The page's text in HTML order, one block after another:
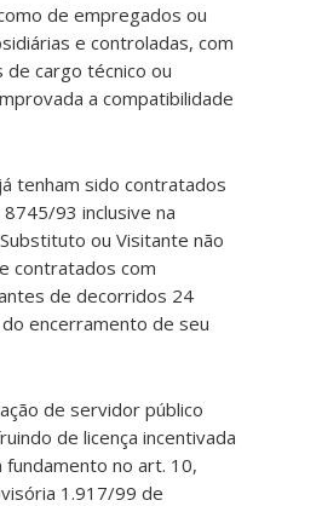
de empregados ou
e controladas, com
de cargo técnico ou
a compatibilidade
tenham sido contratados
93 inclusive na
ou Visitante não
contratados com
de decorridos 24
encerramento de seu
de servidor público
de licença incentivada
no art. 10,
1.917/99 de